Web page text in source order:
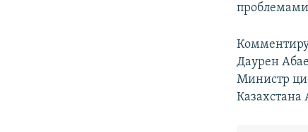
Даурен
Министр
Казахстана